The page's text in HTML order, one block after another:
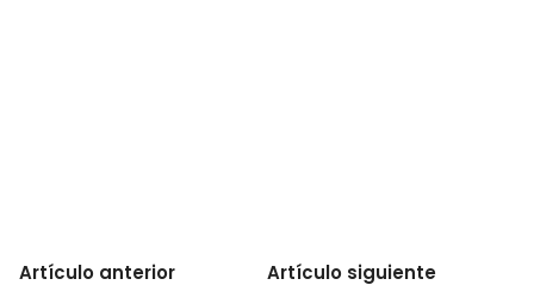
Artículo anterior Artículo siguiente